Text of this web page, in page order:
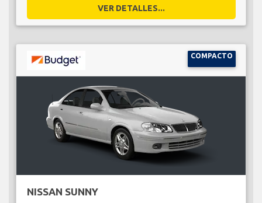
VER DETALLES...
COMPACTO
NISSAN SUNNY